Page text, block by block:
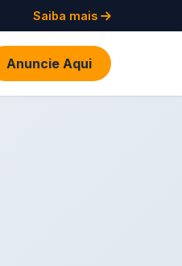
Saiba mais
Anuncie Aqui